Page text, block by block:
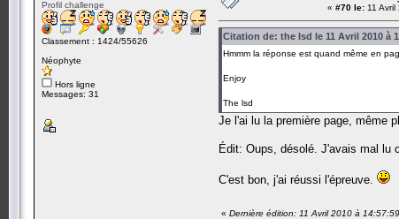
Profil challenge
Classement : 1424/55626
Néophyte
Hors ligne
Messages: 31
« #70 le: 11
Citation de: the lsd le 11 Avril 2010 à
Hmmm la réponse est quand même en
Enjoy
The lsd
Je l'ai lu la première page, même
Édit: Oups, désolé. J'avais mal lu
C'est bon, j'ai réussi l'épreuve.
« Dernière édition: 11 Avril 2010 à